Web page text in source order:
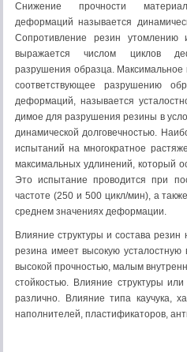
Снижение прочности
деформаций называется
Сопротивление резин утомлению
выражается числом циклов
разрушения образца.
соответствующее разрушению
деформаций, называется
димое для разрушения резины в
дина­мической долговечностью.
испытаний на многократное
максимальных удли­нений, который
Это испытание прово­дится при
частоте (250 и 500 цикл/мин), а
среднем значениях деформации.
Влияние структуры и состава ре­зин
ре­зина имеет высокую усталостную
высокой проч­ностью, малым
стойкостью. Влияние структуры
различно. Влияние типа каучука,
напол­нителей, пластификаторов,